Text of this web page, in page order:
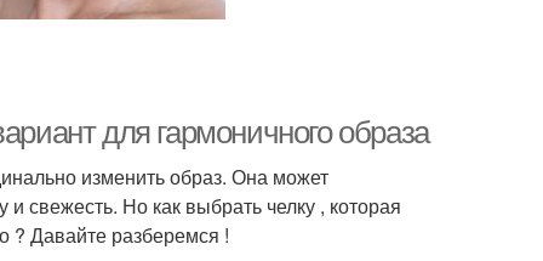
для гармоничного образа
изменить образ. Она может
свежесть. Но как выбрать челку , которая
? Давайте разберемся !